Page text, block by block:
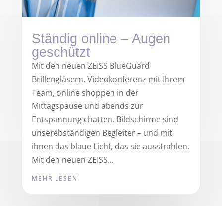
Ständig online – Augen
geschützt
Mit den neuen ZEISS BlueGuard
Brillengläsern. Videokonferenz mit Ihrem
Team, online shoppen in der
Mittagspause und abends zur
Entspannung chatten. Bildschirme sind
unserebständigen Begleiter – und mit
ihnen das blaue Licht, das sie ausstrahlen.
Mit den neuen ZEISS...
MEHR LESEN